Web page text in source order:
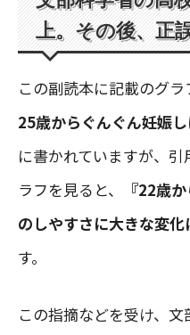
上。その後、正
この副読本に記載のグラ
25歳からぐんぐん妊娠し
に書かれていますが、
ラフを見ると、
『22歳
のしやすさに大きな変化
す。
この指摘などを受け、